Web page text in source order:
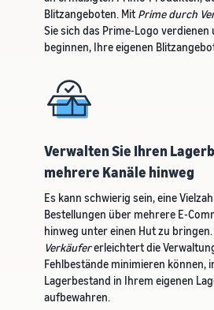
Blitzangeboten. Mit Prime durch
Sie sich das Prime-Logo verdienen
beginnen, Ihre eigenen
Verwalten Sie Ihren
mehrere Kanäle hinweg
Es kann schwierig sein, eine
Bestellungen über mehrere E-
hinweg unter einen Hut zu bringen.
Verkäufererleichtert die
Fehlbestände minimieren können,
Lagerbestand in Ihrem eigenen
aufbewahren.